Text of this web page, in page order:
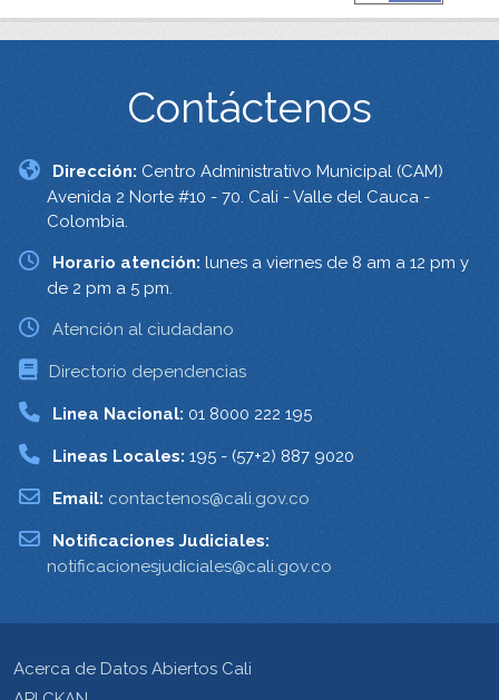
Contáctenos
Dirección: Centro Administrativo Municipal (CAM)
Avenida 2 Norte #10 - 70. Cali - Valle del Cauca -
Colombia.
Horario atención: lunes a viernes de 8 am a 12 pm y
de 2 pm a 5 pm.
Atención al ciudadano
Directorio dependencias
Linea Nacional: 01 8000 222 195
Lineas Locales: 195 - (57+2) 887 9020
Email: contactenos@cali.gov.co
Notificaciones Judiciales:
notificacionesjudiciales@cali.gov.co
Acerca de Datos Abiertos Cali